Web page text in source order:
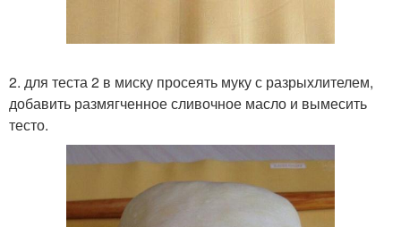
2. для теста 2 в миску просеять муку с разрыхлителем,
добавить размягченное сливочное масло и вымесить
тесто.